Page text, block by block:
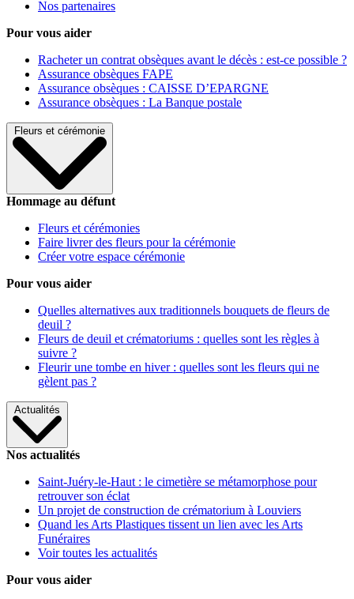
Nos partenaires
Pour vous aider
Racheter un contrat obsèques avant le décès : est-ce possible ?
Assurance obsèques FAPE
Assurance obsèques : CAISSE D’EPARGNE
Assurance obsèques : La Banque postale
Fleurs et cérémonie
Hommage au défunt
Fleurs et cérémonies
Faire livrer des fleurs pour la cérémonie
Créer votre espace cérémonie
Pour vous aider
Quelles alternatives aux traditionnels bouquets de fleurs de
deuil ?
Fleurs de deuil et crématoriums : quelles sont les règles à
suivre ?
Fleurir une tombe en hiver : quelles sont les fleurs qui ne
gèlent pas ?
Actualités
Nos actualités
Saint-Juéry-le-Haut : le cimetière se métamorphose pour
retrouver son éclat
Un projet de construction de crématorium à Louviers
Quand les Arts Plastiques tissent un lien avec les Arts
Funéraires
Voir toutes les actualités
Pour vous aider